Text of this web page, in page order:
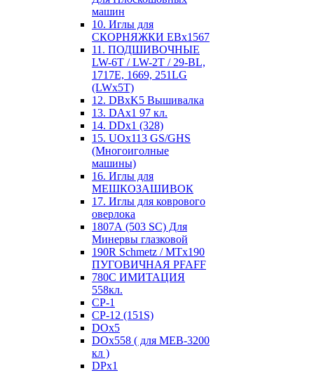
машин
10. Иглы для
СКОРНЯЖКИ EBx1567
11. ПОДШИВОЧНЫЕ
LW-6T / LW-2T / 29-BL,
1717E, 1669, 251LG
(LWx5T)
12. DBxK5 Вышивалка
13. DAx1 97 кл.
14. DDx1 (328)
15. UOx113 GS/GHS
(Многоиголные
машины)
16. Иглы для
МЕШКОЗАШИВОК
17. Иглы для коврового
оверлока
1807А (503 SC) Для
Минервы глазковой
190R Schmetz / MTx190
ПУГОВИЧНАЯ PFAFF
780С ИМИТАЦИЯ
558кл.
CP-1
CP-12 (151S)
DOx5
DOx558 ( для MEB-3200
кл )
DPx1